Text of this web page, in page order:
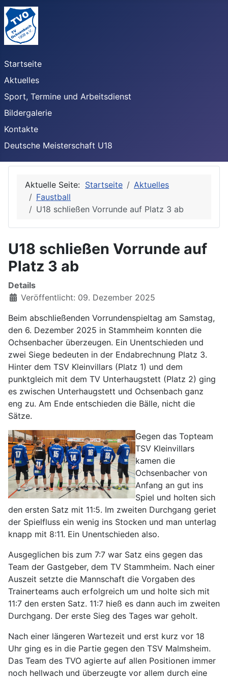
Startseite
Aktuelles
Sport, Termine und Arbeitsdienst
Bildergalerie
Kontakte
Deutsche Meisterschaft U18
Aktuelle Seite: Startseite
Aktuelles
Faustball
U18 schließen Vorrunde auf Platz 3 ab
U18 schließen Vorrunde auf
Platz 3 ab
Details
Veröffentlicht: 09. Dezember 2025
Beim abschließenden Vorrundenspieltag am Samstag,
den 6. Dezember 2025 in Stammheim konnten die
Ochsenbacher überzeugen. Ein Unentschieden und
zwei Siege bedeuten in der Endabrechnung Platz 3.
Hinter dem TSV Kleinvillars (Platz 1) und dem
punktgleich mit dem TV Unterhaugstett (Platz 2) ging
es zwischen Unterhaugstett und Ochsenbach ganz
eng zu. Am Ende entschieden die Bälle, nicht die
Sätze.
Gegen das Topteam
TSV Kleinvillars
kamen die
Ochsenbacher von
Anfang an gut ins
Spiel und holten sich
den ersten Satz mit 11:5. Im zweiten Durchgang geriet
der Spielfluss ein wenig ins Stocken und man unterlag
knapp mit 8:11. Ein Unentschieden also.
Ausgeglichen bis zum 7:7 war Satz eins gegen das
Team der Gastgeber, dem TV Stammheim. Nach einer
Auszeit setzte die Mannschaft die Vorgaben des
Trainerteams auch erfolgreich um und holte sich mit
11:7 den ersten Satz. 11:7 hieß es dann auch im zweiten
Durchgang. Der erste Sieg des Tages war geholt.
Nach einer längeren Wartezeit und erst kurz vor 18
Uhr ging es in die Partie gegen den TSV Malmsheim.
Das Team des TVO agierte auf allen Positionen immer
noch hellwach und überzeugte vor allem durch eine